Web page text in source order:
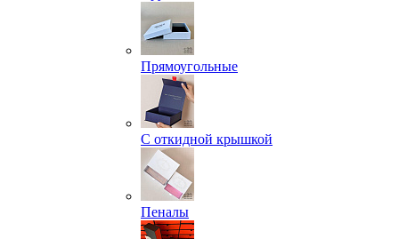
Прямоугольные
С откидной крышкой
Пеналы